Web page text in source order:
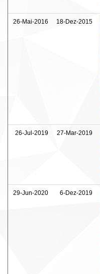
26-Mai-2016 18-Dez-2015
26-Jul-2019 27-Mar-2019
29-Jun-2020 6-Dez-2019